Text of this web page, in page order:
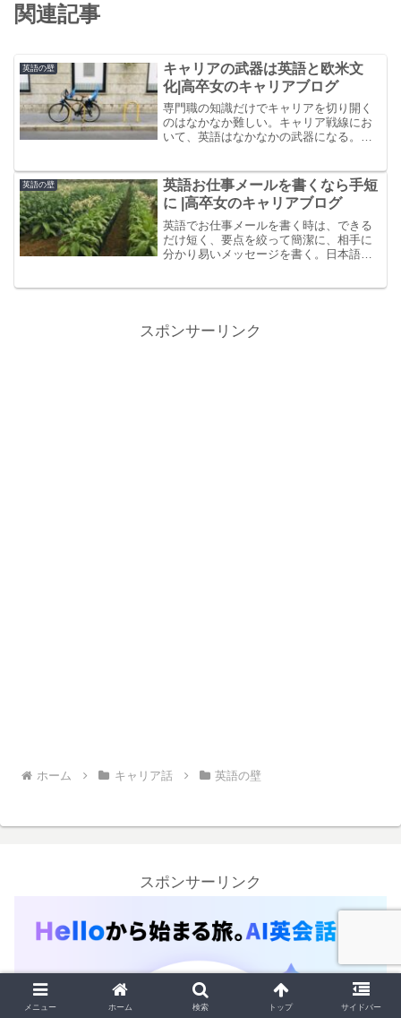
関連記事
英語の壁
キャリアの武器は英語と欧米文
化|高卒女のキャリアブログ
専門職の知識だけでキャリアを切り開く
のはなかなか難しい。キャリア戦線にお
いて、英語はなかなかの武器になる。コ
力を付けるべし！
英語の壁
英語お仕事メールを書くなら手短
に |高卒女のキャリアブログ
英語でお仕事メールを書く時は、できる
だけ短く、要点を絞って簡潔に、相手に
分かり易いメッセージを書く。日本語で
して書くのである。
スポンサーリンク
ホーム キャリア話 英語の壁
スポンサーリンク
メニュー ホーム 検索 トップ サイドバー